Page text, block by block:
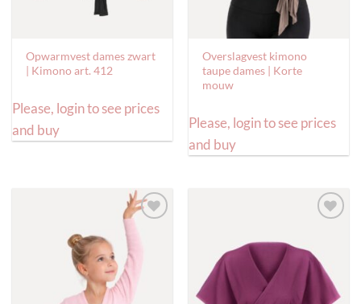
Opwarmvest dames zwart
| Kimono art. 412
Please, login to see prices
and buy
Overslagvest kimono
taupe dames | Korte
mouw
Please, login to see prices
and buy
Toevoegen
verlanglijst
verlanglijst